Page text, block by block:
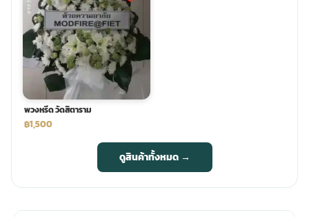
พวงหรีด วัดสิตาราม
฿1,500
ดูสินค้าทั้งหมด →